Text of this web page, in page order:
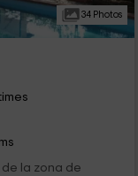
34 Photos
la zona de